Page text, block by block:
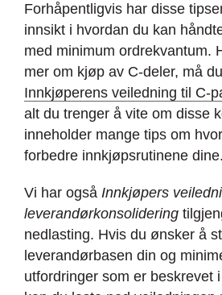
Forhåpentligvis har disse
innsikt i hvordan du kan
med minimum ordrekvantum.
mer om kjøp av C-deler, må
Innkjøperens veiledning til C-
alt du trenger å vite om disse
inneholder mange tips om
forbedre innkjøpsrutinene dine.
Vi har også Innkjøpers
leverandørkonsolidering
nedlasting. Hvis du ønsker å
leverandørbasen din og
utfordringer som er beskrevet